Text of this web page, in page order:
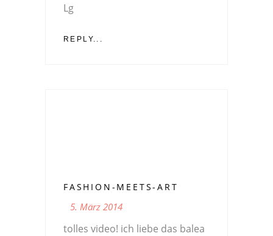
Lg
REPLY...
FASHION-MEETS-ART
5. März 2014
tolles video! ich liebe das balea